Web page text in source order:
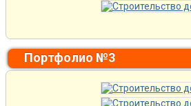
Портфолио №3